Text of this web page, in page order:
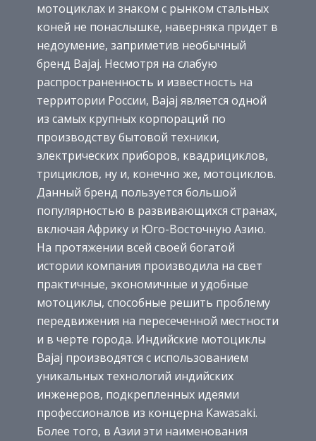
мотоциклах и знаком с рынком стальных
коней не понаслышке, наверняка придет в
недоумение, заприметив необычный
бренд Bajaj. Несмотря на слабую
распространенность и известность на
территории России, Bajaj является одной
из самых крупных корпораций по
производству бытовой техники,
электрических приборов, квадрициклов,
трициклов, ну и, конечно же, мотоциклов.
Данный бренд пользуется большой
популярностью в развивающихся странах,
включая Африку и Юго-Восточную Азию.
На протяжении всей своей богатой
истории компания производила на свет
практичные, экономичные и удобные
мотоциклы, способные решить проблему
передвижения на пересеченной местности
и в черте города. Индийские мотоциклы
Bajaj производятся с использованием
уникальных технологий индийских
инженеров, подкрепленных идеями
профессионалов из концерна Kawasaki.
Более того, в Азии эти наименования